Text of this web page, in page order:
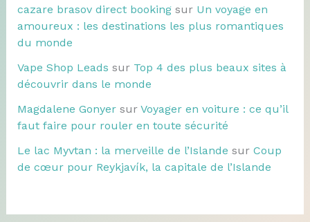
cazare brasov direct bookingsur Un voyage en
amoureux : les destinations les plus romantiques
du monde
Vape Shop Leads sur Top 4 des plus beaux sites à
découvrir dans le monde
Magdalene Gonyersur Voyager en voiture : ce qu’il
faut faire pour rouler en toute sécurité
Le lac Myvtan : la merveille de l’Islande sur Coup
de cœur pour Reykjavík, la capitale de l’Islande